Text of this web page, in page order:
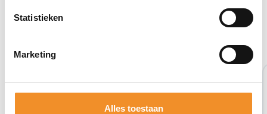
Statistieken
Marketing
Alles toestaan
Tweedehands